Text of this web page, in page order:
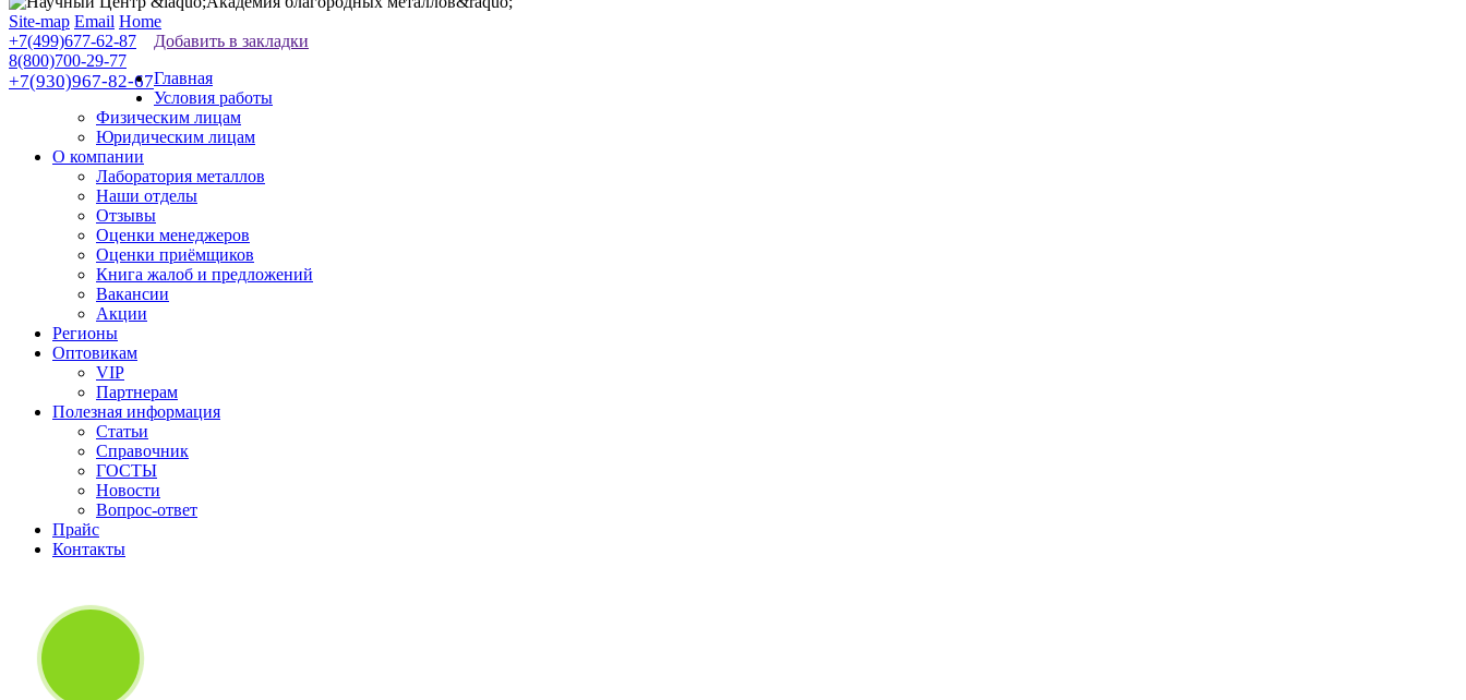
Site-map Email Home
+7(499)677-62-87
8(800)700-29-77
+7(930)967-82-67
Добавить в закладки
Главная
Условия работы
Физическим лицам
Юридическим лицам
О компании
Лаборатория металлов
Наши отделы
Отзывы
Оценки менеджеров
Оценки приёмщиков
Книга жалоб и предложений
Вакансии
Акции
Регионы
Оптовикам
VIP
Партнерам
Полезная информация
Статьи
Справочник
ГОСТЫ
Новости
Вопрос-ответ
Прайс
Контакты